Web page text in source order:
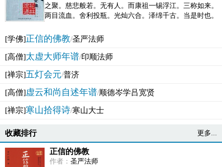
之聚。慈悲般若。无有人。而康祖一锡浮江。三称如来。
两目流血。舍利投瓶。光灿六合。泽绵千古。当是时也。
[学佛]正信的佛教/圣严法师
[高僧]太虚大师年谱/印顺法师
[禅宗]五灯会元/普济
[高僧]虚云和尚自述年谱/顺德岑学吕宽贤
[禅宗]寒山拾得诗/寒山大士
收藏排行 更多...
正信的佛教
作者： 圣严法师